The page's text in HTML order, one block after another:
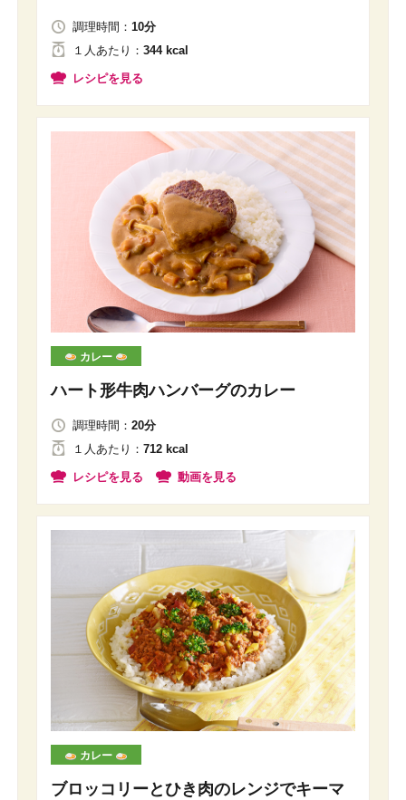
調理時間： 10分
１人 あたり ： 344 kcal
レシピを見る
カレー
ハート形牛肉ハンバーグのカレー
調理時間： 20分
１人あたり ： 712 kcal
レシピを見る 動画を見る
カレー
ブロッコリーとひき肉のレンジでキーマ